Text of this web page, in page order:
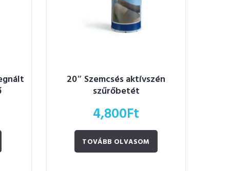
20″ Szemcsés aktívszén
szűrőbetét
4,800Ft
TOVÁBB OLVASOM